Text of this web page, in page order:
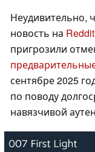
Неудивительно,
новость на Reddit
пригрозили
сентябре 2025
по поводу
навязчивой